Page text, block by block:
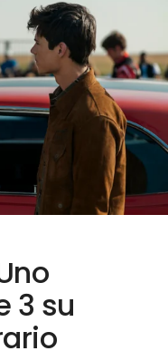
3 su